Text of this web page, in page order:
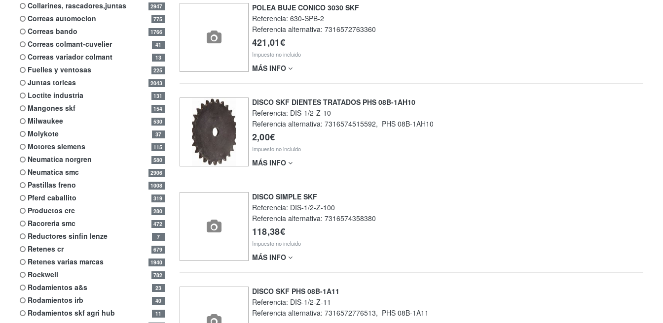
collarines, rascadores,juntas 2947
correas automocion 775
correas bando 1766
correas colmant-cuvelier 41
correas variador colmant 13
fuelles y ventosas 225
juntas toricas 2043
loctite industria 131
mangones skf 154
milwaukee 530
molykote 37
motores siemens 115
neumatica norgren 580
neumatica smc 2906
pastillas freno 1008
pferd caballito 319
productos crc 280
racoreria smc 472
reductores sinfin lenze 7
retenes cr 679
retenes varias marcas 1940
rockwell 782
rodamientos a&s 23
rodamientos irb 40
rodamientos skf agri hub 11
POLEA BUJE CONICO 3030 SKF
Referencia: 630-SPB-2
Referencia alternativa: 7316572763360
421,01€
Impuesto no incluido
MÁS INFO
DISCO SKF DIENTES TRATADOS PHS 08B-1AH10
Referencia: DIS-1/2-Z-10
Referencia alternativa: 7316574515592, PHS 08B-1AH10
2,00€
Impuesto no incluido
MÁS INFO
DISCO SIMPLE SKF
Referencia: DIS-1/2-Z-100
Referencia alternativa: 7316574358380
118,38€
Impuesto no incluido
MÁS INFO
DISCO SKF PHS 08B-1A11
Referencia: DIS-1/2-Z-11
Referencia alternativa: 7316572776513, PHS 08B-1A11